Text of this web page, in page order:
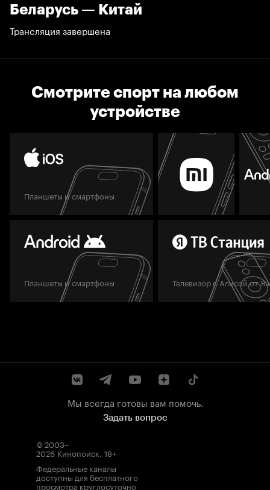
Беларусь — Китай
Трансляция завершена
Смотрите спорт на любом
устройстве
Планшеты и смартфоны
Планшеты и смартфоны Телевизор с Алисой от
Мы всегда готовы вам помочь.
Задать вопрос
© 2003–
2026 Кинопоиск. 18+
Федеральные каналы
доступны для бесплатного
просмотра круглосуточно